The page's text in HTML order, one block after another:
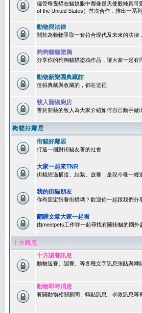
儘管每隻貓在貓奴眼中都像是天使般純真
of the United States）首次合作，推出一系
動物與法律
關於為動物爭取一套符合現代及未來的法律
狗狗貓貓塗鴉
分享你的狗狗貓貓塗鴉作品，讓大家一起有
動物新樂園典藏館
值得典藏與收藏的，都在這裡
牧人寵物廚房
善於廚藝的牧人為大家介紹如何自己動手
街貓好鄰居
街貓好鄰居
打造一個對街貓友善的社會
大家一起來TNR
街貓經過捕捉、結紮、放養，是現今唯一經
我的街貓朋友
你有固定餵養街貓嗎？歡迎你一起跟我們分
翻譯文章大家一起看
由meetpets工作群一起尋找有關街貓的國外
十方訊息
十方認養訊息
動物送養、認養、等各種文字訊息張貼與轉
動物即時消息
有關動物相關新聞、轉貼訊息、求救訊息等